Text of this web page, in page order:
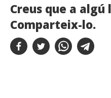
Creus que a
Comparteix-lo.